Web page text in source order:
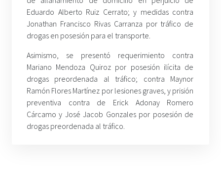
Eduardo Alberto Ruiz Cerrato; y medidas contra
Jonathan Francisco Rivas Carranza por tráfico de
drogas en posesión para el transporte.
Asimismo, se presentó requerimiento contra
Mariano Mendoza Quiroz por posesión ilícita de
drogas preordenada al tráfico; contra Maynor
Ramón Flores Martínez por lesiones graves, y prisión
preventiva contra de Erick Adonay Romero
Cárcamo y José Jacob Gonzales por posesión de
drogas preordenada al tráfico.